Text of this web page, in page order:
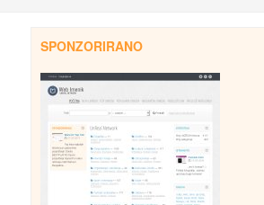
SPONZORIRANO